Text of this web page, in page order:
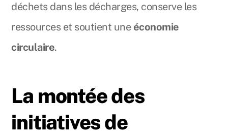
déchets dans les décharges, conserve les
ressources et soutient une économie
circulaire.
La montée des
initiatives de